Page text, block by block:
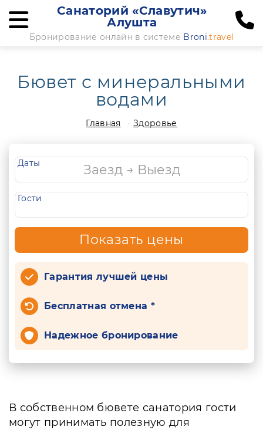
Санаторий «Славутич»
Алушта
Бронирование онлайн в системе Broni.travel
Бювет с минеральными
водами
Главная Здоровье
Даты
Гости
Показать цены
Гарантия лучшей цены
Бесплатная отмена *
Надежное бронирование
В собственном бювете санатория гости
могут принимать полезную для